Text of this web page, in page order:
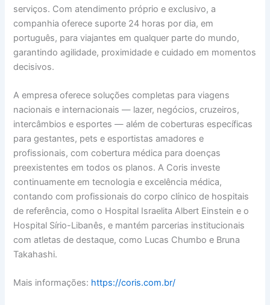
serviços. Com atendimento próprio e exclusivo, a
companhia oferece suporte 24 horas por dia, em
português, para viajantes em qualquer parte do mundo,
garantindo agilidade, proximidade e cuidado em momentos
decisivos.
A empresa oferece soluções completas para viagens
nacionais e internacionais — lazer, negócios, cruzeiros,
intercâmbios e esportes — além de coberturas específicas
para gestantes, pets e esportistas amadores e
profissionais, com cobertura médica para doenças
preexistentes em todos os planos. A Coris investe
continuamente em tecnologia e excelência médica,
contando com profissionais do corpo clínico de hospitais
de referência, como o Hospital Israelita Albert Einstein e o
Hospital Sírio-Libanês, e mantém parcerias institucionais
com atletas de destaque, como Lucas Chumbo e Bruna
Takahashi.
Mais informações: https://coris.com.br/